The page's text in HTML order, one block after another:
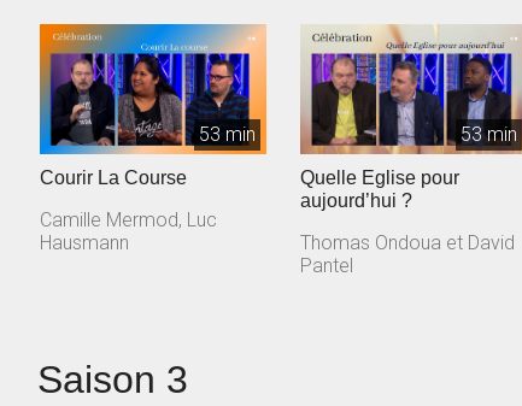
53 min
Courir La Course
Camille Mermod, Luc
Hausmann
53 min
Quelle Eglise pour
aujourd’hui ?
Thomas Ondoua et David
Pantel
Saison 3